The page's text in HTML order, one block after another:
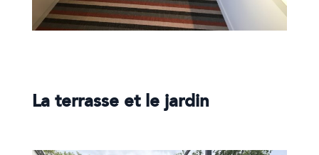
La terrasse et le jardin